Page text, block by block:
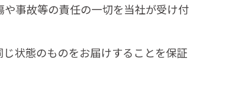
事故等の責任の一切を当社が受け付
状態のものをお届けすることを保証